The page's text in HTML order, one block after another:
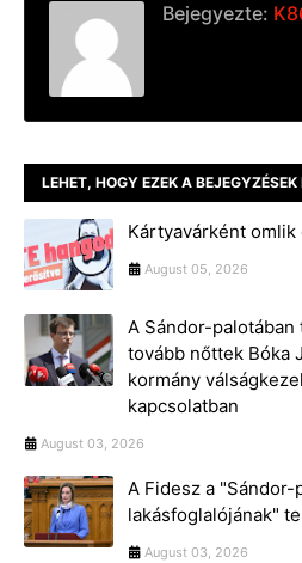
Bejegyezte:
LEHET, HOGY EZEK A
Kártyavárként omlik
August 05, 2026
A Sándor-
tovább nőttek Bóka
kormány
kapcsolatban
August 03, 2026
A Fidesz a
lakásfoglalójának"
August 03, 2026